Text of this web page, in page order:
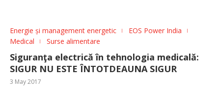
Energie și management energetic
EOS Power India
Medical
Surse alimentare
Siguranţa electrică în tehnologia medicală:
SIGUR NU ESTE ÎNTOTDEAUNA SIGUR
3 May 2017